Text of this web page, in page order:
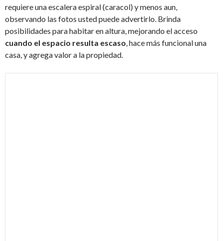
requiere una escalera espiral (caracol) y menos aun,
observando las fotos usted puede advertirlo. Brinda
posibilidades para habitar en altura, mejorando el acceso
cuando el espacio resulta escaso, hace más funcional una
casa, y agrega valor a la propiedad.